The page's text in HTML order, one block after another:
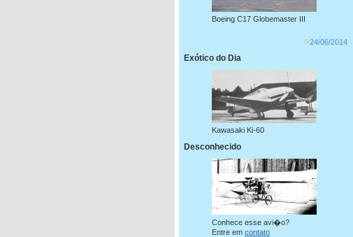
Boeing C17 Globemaster III
24/06/2014
Exótico do Dia
Kawasaki Ki-60
Desconhecido
Conhece esse avi�o?
Entre em contato